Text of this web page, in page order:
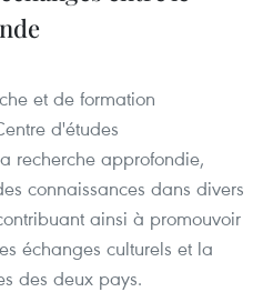
et de formation
d'études
recherche approfondie,
connaissances dans divers
ainsi à promouvoir
échanges culturels et la
des deux pays.